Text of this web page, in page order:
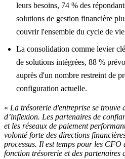
leurs besoins, 74 % des
solutions de gestion financière
couvrir l'ensemble du cycle de
La consolidation comme levier
de solutions intégrées, 88 %
auprès d'un nombre restreint de
configuration actuelle.
« La trésorerie d'entreprise se
d’inflexion. Les partenaires de
et les réseaux de paiement
volonté forte des directions
processus. Il est temps pour les CFO
fonction trésorerie et des partenaires